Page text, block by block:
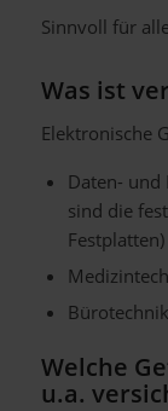
Sinnvoll für
Was ist
Elektronische
Daten-
sind die
Festplatten)
Bürotechnik
Welche
u.a.